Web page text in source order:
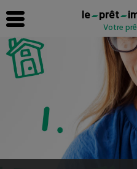
le prêt
Votre